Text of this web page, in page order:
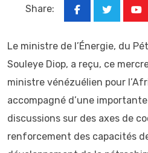
Share:
Le ministre de l’Énergie, du
Souleye Diop, a reçu, ce
ministre vénézuélien pour
accompagné d’une
discussions sur des axes de
renforcement des capacités